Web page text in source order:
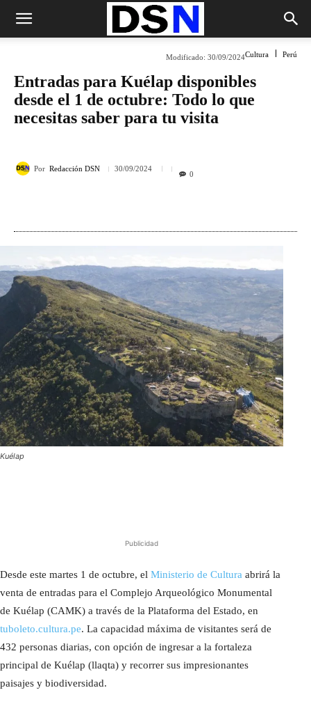
Cultura Perú
Modificado: 30/09/2024
Entradas para Kuélap disponibles
desde el 1 de octubre: Todo lo que
necesitas saber para tu visita
Por Redacción DSN 30/09/2024
0
Kuélap
Publicidad
Desde este martes 1 de octubre, el Ministerio de Cultura abrirá la
venta de entradas para el Complejo Arqueológico Monumental
de Kuélap (CAMK) a través de la Plataforma del Estado, en
tuboleto.cultura.pe. La capacidad máxima de visitantes será de
432 personas diarias, con opción de ingresar a la fortaleza
principal de Kuélap (llaqta) y recorrer sus impresionantes
paisajes y biodiversidad.